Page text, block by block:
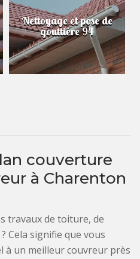
Nettoyage et pose de
gouttière 94
couverture
à Charenton
travaux de toiture, de
Cela signifie que vous
à un meilleur couvreur près